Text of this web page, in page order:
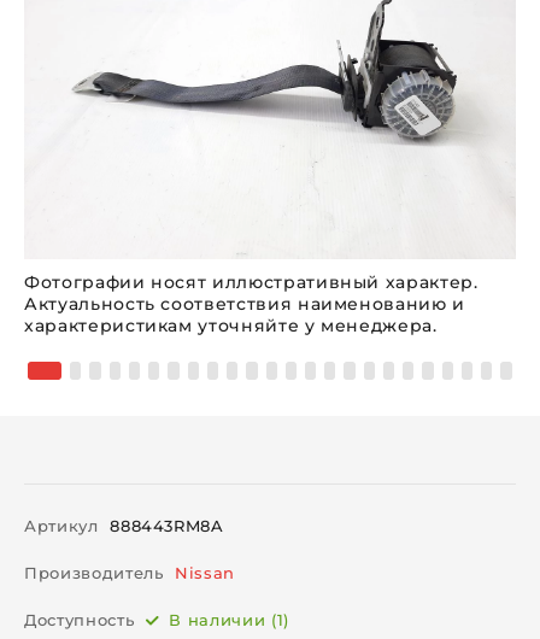
Фотографии носят иллюстративный характер.
Актуальность соответствия наименованию и
характеристикам уточняйте у менеджера.
Артикул 888443RM8A
Производитель Nissan
Доступность В наличии (1)